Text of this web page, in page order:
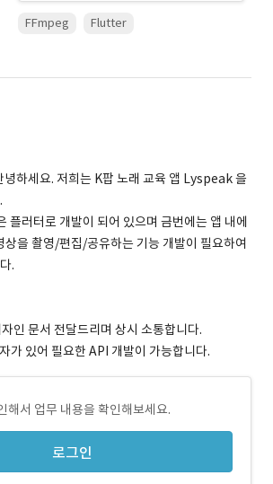
FFmpeg Flutter
녕하세요. 저희는 K팝 노래 교육 앱 Lyspeak 을
플러터로 개발이 되어 있으며 금번에는 앱 내에
상을 촬영/편집/공유하는 기능 개발이 필요하여
.
인 문서 전달드리며 상시 소통합니다.
가 있어 필요한 API 개발이 가능합니다.
해서 업무 내용을 확인해보세요.
로그인